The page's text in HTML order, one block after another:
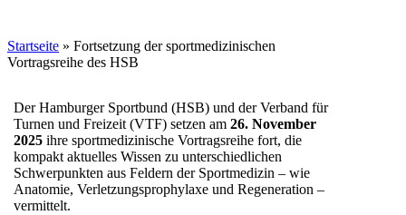
Startseite » Fortsetzung der sportmedizinischen
Vortragsreihe des HSB
Der Hamburger Sportbund (HSB) und der Verband für
Turnen und Freizeit (VTF) setzen am 26. November
2025 ihre sportmedizinische Vortragsreihe fort, die
kompakt aktuelles Wissen zu unterschiedlichen
Schwerpunkten aus Feldern der Sportmedizin – wie
Anatomie, Verletzungsprophylaxe und Regeneration –
vermittelt.